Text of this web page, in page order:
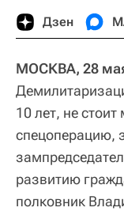
Дзен
МОСКВА, 28
10 лет, не
спецоперацию,
развитию
полковник